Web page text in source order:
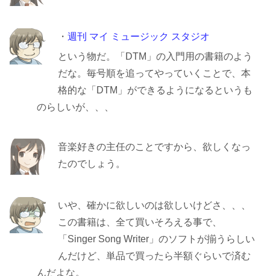
・ 週刊 マイ ミュージック スタジオ
という物だ。「DTM」の入門用の書籍のよう
だな。毎号順を追ってやっていくことで、本
格的な「DTM」ができるようになるというも
のらしいが、、、
音楽好きの主任のことですから、欲しくなっ
たのでしょう。
いや、確かに欲しいのは欲しいけどさ、、、
この書籍は、全て買いそろえる事で、
「Singer Song Writer」のソフトが揃うらしい
んだけど、単品で買ったら半額ぐらいで済む
んだよな。